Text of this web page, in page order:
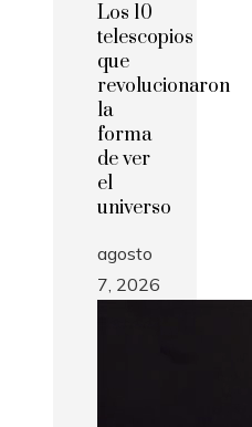
Los 10
telescopios
que
revolucionaron
la
forma
de ver
el
universo
agosto
7, 2026